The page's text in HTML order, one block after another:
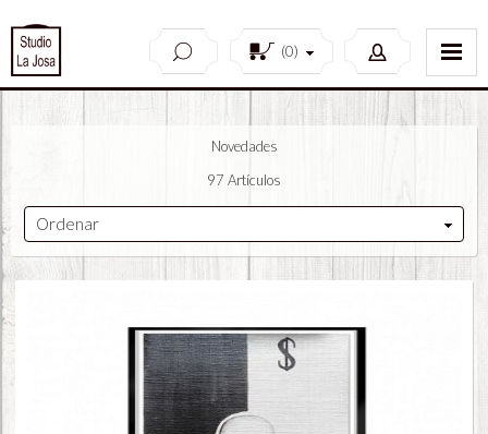
(0)
Novedades
97 Artículos
Ordenar